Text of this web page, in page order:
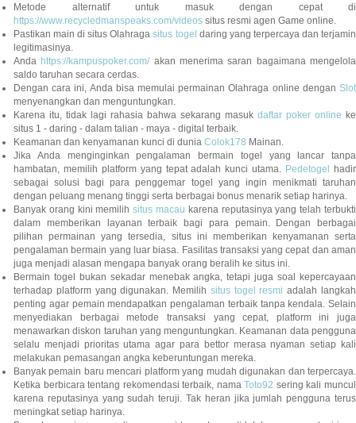
Metode alternatif untuk masuk dengan cepat di
https://www.recycledmanspeaks.com/videos situs resmi agen Game online.
Pastikan main di situs Olahragasitus togel daring yang terpercaya dan terjamin
legitimasinya.
Anda https://kampuspoker.com/akan menerima saran bagaimana mengelola
saldo taruhan secara cerdas.
Dengan cara ini, Anda bisa memulai permainan Olahraga online dengan Slot
menyenangkan dan menguntungkan.
Karena itu, tidak lagi rahasia bahwa sekarang masuk daftar poker online ke
situs 1 - daring - dalam talian - maya - digital terbaik.
Keamanan dan kenyamanan kunci di dunia Colok178 Mainan.
Jika Anda menginginkan pengalaman bermain togel yang lancar tanpa
hambatan, memilih platform yang tepat adalah kunci utama. Pedetogel hadir
sebagai solusi bagi para penggemar togel yang ingin menikmati taruhan
dengan peluang menang tinggi serta berbagai bonus menarik setiap harinya.
Banyak orang kini memilihsitus macau karena reputasinya yang telah terbukti
dalam memberikan layanan terbaik bagi para pemain. Dengan berbagai
pilihan permainan yang tersedia, situs ini memberikan kenyamanan serta
pengalaman bermain yang luar biasa. Fasilitas transaksi yang cepat dan aman
juga menjadi alasan mengapa banyak orang beralih ke situs ini.
Bermain togel bukan sekadar menebak angka, tetapi juga soal kepercayaan
terhadap platform yang digunakan. Memilih situs togel resmi adalah langkah
penting agar pemain mendapatkan pengalaman terbaik tanpa kendala. Selain
menyediakan berbagai metode transaksi yang cepat, platform ini juga
menawarkan diskon taruhan yang menguntungkan. Keamanan data pengguna
selalu menjadi prioritas utama agar para bettor merasa nyaman setiap kali
melakukan pemasangan angka keberuntungan mereka.
Banyak pemain baru mencari platform yang mudah digunakan dan terpercaya.
Ketika berbicara tentang rekomendasi terbaik, namaToto92 sering kali muncul
karena reputasinya yang sudah teruji. Tak heran jika jumlah pengguna terus
meningkat setiap harinya.